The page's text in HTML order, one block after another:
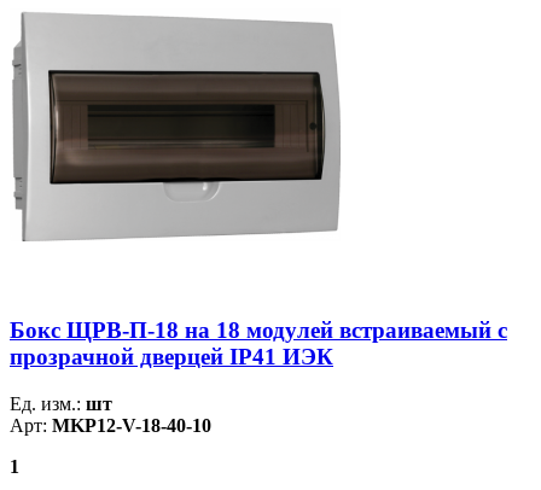
Бокс ЩРВ-П-18 на 18 модулей встраиваемый с
прозрачной дверцей IP41 ИЭК
Ед. изм.: шт
Арт: MKP12-V-18-40-10
1